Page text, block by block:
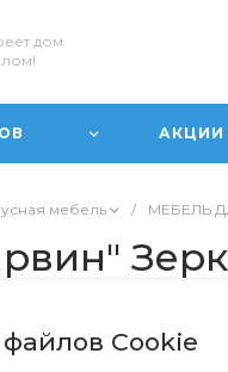
дом
АКЦИИ
мебель / МЕБЕЛЬ
Cookie